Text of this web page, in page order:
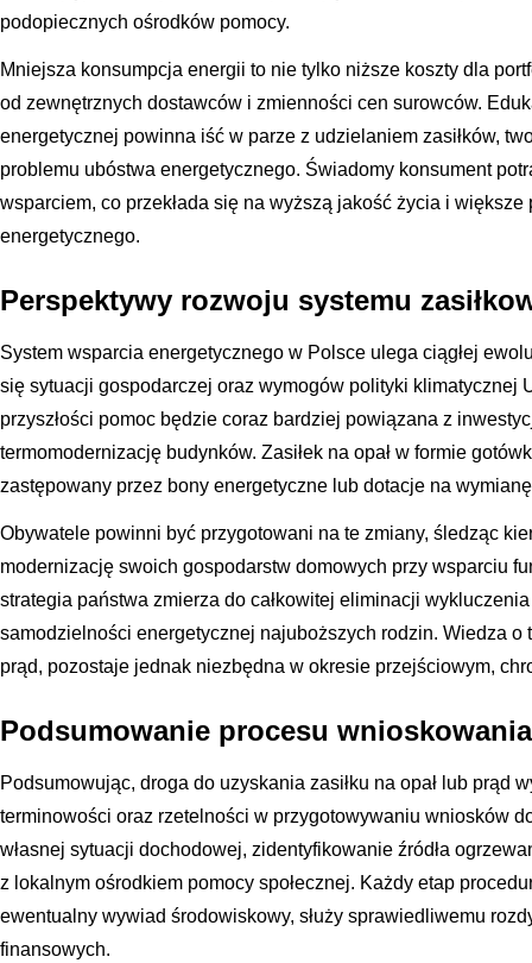
podopiecznych ośrodków pomocy.
Mniejsza konsumpcja energii to nie tylko niższe koszty dla
od zewnętrznych dostawców i zmienności cen surowców.
energetycznej powinna iść w parze z udzielaniem zasiłków,
problemu ubóstwa energetycznego. Świadomy konsument
wsparciem, co przekłada się na wyższą jakość życia i
energetycznego.
Perspektywy rozwoju systemu
System wsparcia energetycznego w Polsce ulega ciągłej
się sytuacji gospodarczej oraz wymogów polityki klimatycznej
przyszłości pomoc będzie coraz bardziej powiązana z
termomodernizację budynków. Zasiłek na opał w formie
zastępowany przez bony energetyczne lub dotacje na wymianę
Obywatele powinni być przygotowani na te zmiany, śledząc
modernizację swoich gospodarstw domowych przy wsparciu
strategia państwa zmierza do całkowitej eliminacji
samodzielności energetycznej najuboższych rodzin. Wiedza o
prąd, pozostaje jednak niezbędna w okresie przejściowym,
Podsumowanie procesu
Podsumowując, droga do uzyskania zasiłku na opał lub prąd
terminowości oraz rzetelności w przygotowywaniu wniosków
własnej sytuacji dochodowej, zidentyfikowanie źródła
z lokalnym ośrodkiem pomocy społecznej. Każdy etap
ewentualny wywiad środowiskowy, służy sprawiedliwemu
finansowych.